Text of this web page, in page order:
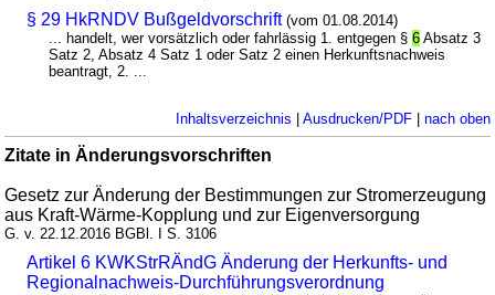
§ 29 HkRNDV Bußgeldvorschrift (vom 01.08.2014)
... handelt, wer vorsätzlich oder fahrlässig 1. entgegen §6 Absatz 3
Satz 2, Absatz 4 Satz 1 oder Satz 2 einen Herkunftsnachweis
beantragt, 2. ...
Inhaltsverzeichnis | Ausdrucken/PDF| nach oben
Zitate in Änderungsvorschriften
Gesetz zur Änderung der Bestimmungen zur Stromerzeugung
aus Kraft-Wärme-Kopplung und zur Eigenversorgung
G. v. 22.12.2016 BGBl. I S. 3106
Artikel 6 KWKStrRÄndG Änderung der Herkunfts- und
Regionalnachweis-Durchführungsverordnung